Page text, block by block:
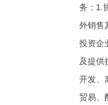
务：1.
外销售
投资企
及提供
开发、
贸易、